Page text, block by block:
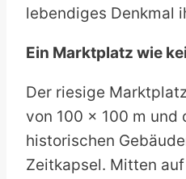
lebendiges Denkmal
Ein Marktplatz wie
Der riesige
von 100 x 100 m und
historischen
Zeitkapsel. Mitten